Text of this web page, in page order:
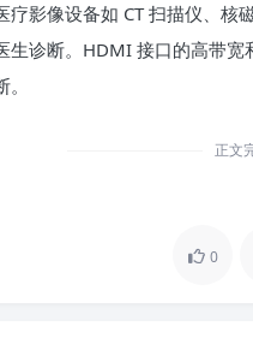
影像设备如 CT 扫描仪、核
生诊断。HDMI 接口的高带
正文
0